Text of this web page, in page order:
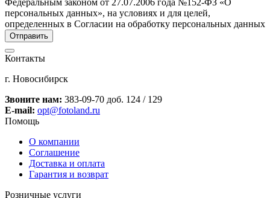
персональных данных», на условиях и для целей,
определенных в Согласии на обработку персональных данных
Контакты
г. Новосибирск
Звоните нам: 383-09-70 доб. 124 / 129
E-mail: opt@fotoland.ru
Помощь
О компании
Соглашение
Доставка и оплата
Гарантия и возврат
Розничные услуги